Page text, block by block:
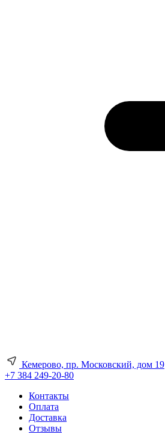
Кемерово, пр. Московский, дом 19
+7 384 249-20-80
Контакты
Оплата
Доставка
Отзывы